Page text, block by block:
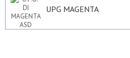
UPG MAGENTA